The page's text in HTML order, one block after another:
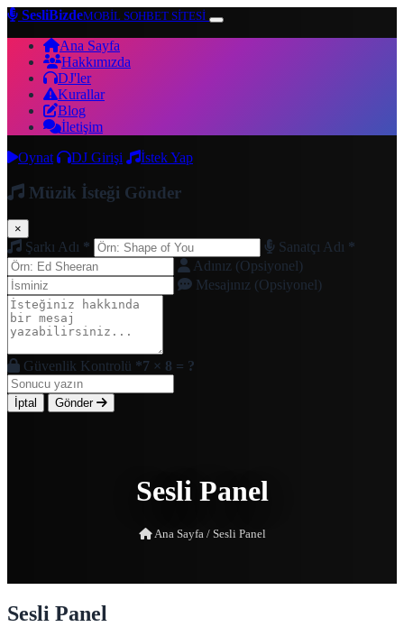
SesliBizdeMOBİL SOHBET SİTESİ
Ana Sayfa
Hakkımızda
DJ'ler
Kurallar
Blog
İletişim
Oynat
DJ Girişi İstek Yap
Müzik İsteği Gönder
×
Şarkı Adı * Sanatçı Adı *
Adınız (Opsiyonel)
Mesajınız (Opsiyonel)
Güvenlik Kontrolü *7 × 8 = ?
İptal Gönder
Sesli Panel
Ana Sayfa /Sesli Panel
Sesli Panel